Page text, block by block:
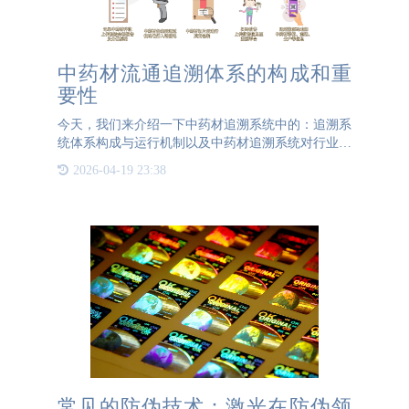
中药材流通追溯体系的构成和重
要性
今天，我们来介绍一下中药材追溯系统中的：追溯系
统体系构成与运行机制以及中药材追溯系统对行业的
重要性。一、体系构成与运行机制该体系覆盖中药材
的种植采收、仓储物流、生产加工、销售使用四大环
2026-04-19 23:38